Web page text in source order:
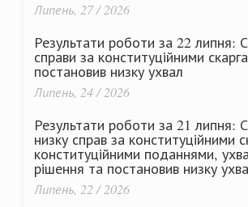
Липень, 27 / 2026
Результати роботи за 22 липня:
справи за конституційними
постановив низку ухвал
Липень, 24 / 2026
Результати роботи за 21 липня:
низку справ за конституційними
конституційними поданнями,
рішення та постановив низку
Липень, 22 / 2026